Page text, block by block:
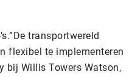
transportwereld
flexibel te implementeren
bij Willis Towers Watson,